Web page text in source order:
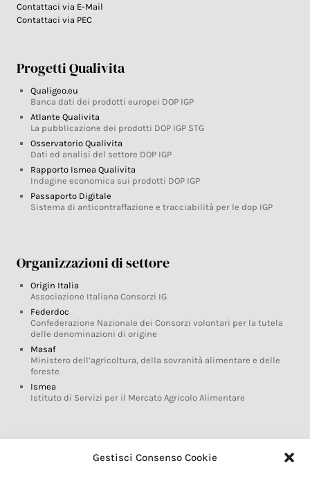
Gestisci Consenso Cookie
Contattaci via E-Mail
Contattaci via PEC
Progetti Qualivita
Qualigeo.eu
Banca dati dei prodotti europei DOP IGP
Atlante Qualivita
La pubblicazione dei prodotti DOP IGP STG
Osservatorio Qualivita
Dati ed analisi del settore DOP IGP
Rapporto Ismea Qualivita
Indagine economica sui prodotti DOP IGP
Passaporto Digitale
Sistema di anticontraffazione e tracciabilità per le dop IGP
Organizzazioni di settore
Origin Italia
Associazione Italiana Consorzi IG
Federdoc
Confederazione Nazionale dei Consorzi volontari per la tutela
delle denominazioni di origine
Masaf
Ministero dell’agricoltura, della sovranità alimentare e delle
foreste
Ismea
Istituto di Servizi per il Mercato Agricolo Alimentare
Glossario DOP IGP